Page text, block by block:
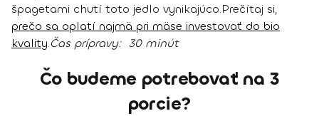
špagetami chutí toto jedlo vynikajúco.Prečítaj si,
prečo sa oplatí najmä pri mäse investovať do bio
kvality.Čas prípravy: 30 minút
Čo budeme potrebovať na 3
porcie?